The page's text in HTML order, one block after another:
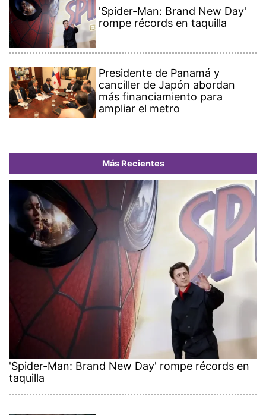
'Spider-Man: Brand New Day'
rompe récords en taquilla
Presidente de Panamá y
canciller de Japón abordan
más financiamiento para
ampliar el metro
Más Recientes
'Spider-Man: Brand New Day' rompe récords en
taquilla